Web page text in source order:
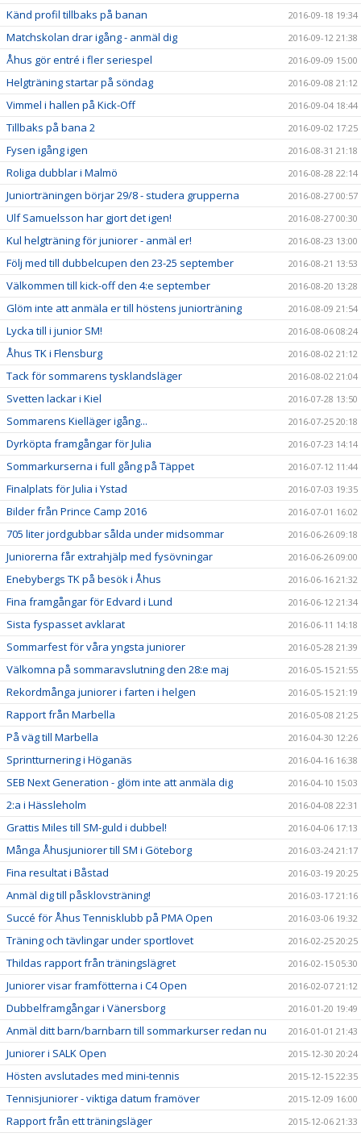
Känd profil tillbaks på banan 2016-09-18 19:34
Matchskolan drar igång - anmäl dig 2016-09-12 21:38
Åhus gör entré i fler seriespel 2016-09-09 15:00
Helgträning startar på söndag 2016-09-08 21:12
Vimmel i hallen på Kick-Off 2016-09-04 18:44
Tillbaks på bana 2 2016-09-02 17:25
Fysen igång igen 2016-08-31 21:18
Roliga dubblar i Malmö 2016-08-28 22:14
Juniorträningen börjar 29/8 - studera grupperna 2016-08-27 00:57
Ulf Samuelsson har gjort det igen! 2016-08-27 00:30
Kul helgträning för juniorer - anmäl er! 2016-08-23 13:00
Följ med till dubbelcupen den 23-25 september 2016-08-21 13:53
Välkommen till kick-off den 4:e september 2016-08-20 13:28
Glöm inte att anmäla er till höstens juniorträning 2016-08-09 21:54
Lycka till i junior SM! 2016-08-06 08:24
Åhus TK i Flensburg 2016-08-02 21:12
Tack för sommarens tysklandsläger 2016-08-02 21:04
Svetten lackar i Kiel 2016-07-28 13:50
Sommarens Kielläger igång... 2016-07-25 20:18
Dyrköpta framgångar för Julia 2016-07-23 14:14
Sommarkurserna i full gång på Täppet 2016-07-12 11:44
Finalplats för Julia i Ystad 2016-07-03 19:35
Bilder från Prince Camp 2016 2016-07-01 16:02
705 liter jordgubbar sålda under midsommar 2016-06-26 09:18
Juniorerna får extrahjälp med fysövningar 2016-06-26 09:00
Enebybergs TK på besök i Åhus 2016-06-16 21:32
Fina framgångar för Edvard i Lund 2016-06-12 21:34
Sista fyspasset avklarat 2016-06-11 14:18
Sommarfest för våra yngsta juniorer 2016-05-28 21:39
Välkomna på sommaravslutning den 28:e maj 2016-05-15 21:55
Rekordmånga juniorer i farten i helgen 2016-05-15 21:19
Rapport från Marbella 2016-05-08 21:25
På väg till Marbella 2016-04-30 12:26
Sprintturnering i Höganäs 2016-04-16 16:38
SEB Next Generation - glöm inte att anmäla dig 2016-04-10 15:03
2:a i Hässleholm 2016-04-08 22:31
Grattis Miles till SM-guld i dubbel! 2016-04-06 17:13
Många Åhusjuniorer till SM i Göteborg 2016-03-24 21:17
Fina resultat i Båstad 2016-03-19 20:25
Anmäl dig till påsklovsträning! 2016-03-17 21:16
Succé för Åhus Tennisklubb på PMA Open 2016-03-06 19:32
Träning och tävlingar under sportlovet 2016-02-25 20:25
Thildas rapport från träningslägret 2016-02-15 05:30
Juniorer visar framfötterna i C4 Open 2016-02-07 21:12
Dubbelframgångar i Vänersborg 2016-01-20 19:49
Anmäl ditt barn/barnbarn till sommarkurser redan nu 2016-01-01 21:43
Juniorer i SALK Open 2015-12-30 20:24
Hösten avslutades med mini-tennis 2015-12-15 22:35
Tennisjuniorer - viktiga datum framöver 2015-12-09 16:00
Rapport från ett träningsläger 2015-12-06 21:33